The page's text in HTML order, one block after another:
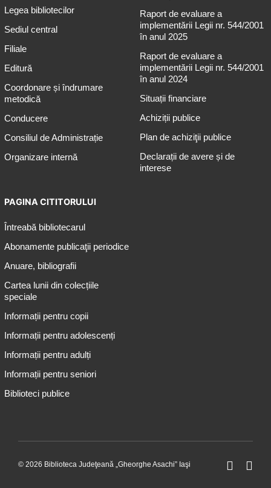
Legea bibliotecilor
Sediul central
Filiale
Editură
Coordonare și îndrumare
metodică
Conducere
Consiliul de Administrație
Organizare internă
Raport de evaluare a
implementării Legii nr. 544/2001
în anul 2025
Raport de evaluare a
implementării Legii nr. 544/2001
în anul 2024
Situații financiare
Achiziții publice
Plan de achiziţii publice
Declarații de avere și de
interese
PAGINA CITITORULUI
Întreabă bibliotecarul
Abonamente publicaţii periodice
Anuare, bibliografii
Cartea lunii din colecțiile
speciale
Informații pentru copii
Informații pentru adolescenți
Informații pentru adulți
Informații pentru seniori
Biblioteci publice
© 2026 Biblioteca Judeţeană „Gheorghe Asachi” Iaşi